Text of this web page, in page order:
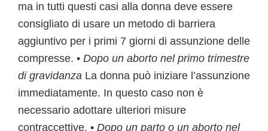
ma in tutti questi casi alla donna deve essere
consigliato di usare un metodo di barriera
aggiuntivo per i primi 7 giorni di assunzione delle
compresse. • Dopo un aborto nel primo trimestre
di gravidanza La donna può iniziare l’assunzione
immediatamente. In questo caso non è
necessario adottare ulteriori misure
contraccettive. • Dopo un parto o un aborto nel